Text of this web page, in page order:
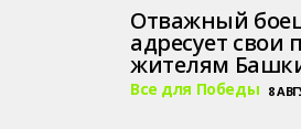
Отважный
адресует свои
жителям
Все для Победы 8